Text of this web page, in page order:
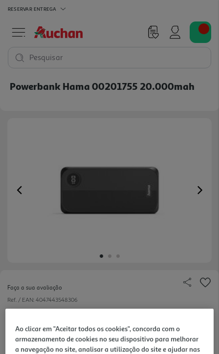
RESERVAR ENTREGA
Pesquisar
Powerbank Hama 00201755 20.000mah
Previous
Faça a sua avaliação
Ref. / EAN: 4047443548306
24,99 €
Ao clicar em "Aceitar todos os cookies", concorda com o
armazenamento de cookies no seu dispositivo para melhorar
a navegação no site, analisar a utilização do site e ajudar nas